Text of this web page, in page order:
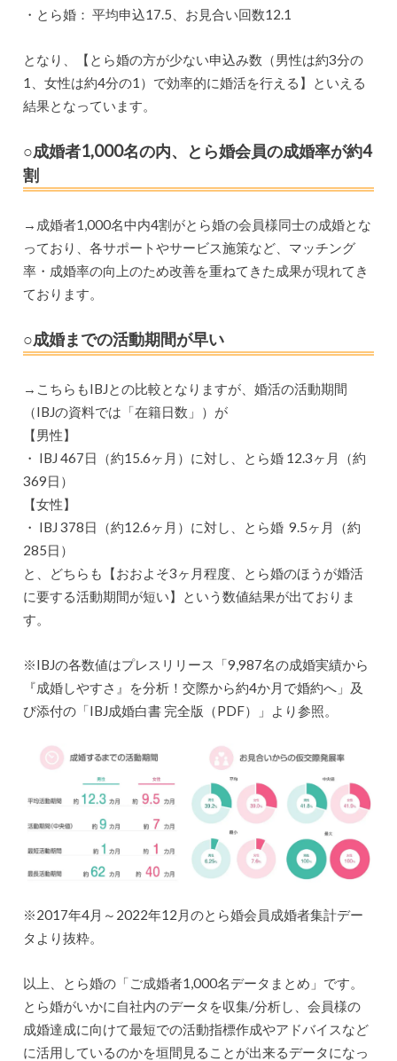
・とら婚： 平均申込17.5、お見合い回数12.1
となり、【とら婚の方が少ない申込み数（男性は約3分の
1、女性は約4分の1）で効率的に婚活を行える】といえる
結果となっています。
○成婚者1,000名の内、とら婚会員の成婚率が約4
割
→成婚者1,000名中内4割がとら婚の会員様同士の成婚とな
っており、各サポートやサービス施策など、マッチング
率・成婚率の向上のため改善を重ねてきた成果が現れてき
ております。
○成婚までの活動期間が早い
→こちらもIBJとの比較となりますが、婚活の活動期間
（IBJの資料では「在籍日数」）が
【男性】
・ IBJ 467日（約15.6ヶ月）に対し、とら婚 12.3ヶ月（約
369日）
【女性】
・ IBJ 378日（約12.6ヶ月）に対し、とら婚 9.5ヶ月（約
285日）
と、どちらも【おおよそ3ヶ月程度、とら婚のほうが婚活
に要する活動期間が短い】という数値結果が出ておりま
す。
※IBJの各数値はプレスリリース「9,987名の成婚実績から
『成婚しやすさ』を分析！交際から約4か月で婚約へ」及
び添付の「IBJ成婚白書 完全版（PDF）」より参照。
※2017年4月～2022年12月のとら婚会員成婚者集計デー
タより抜粋。
以上、とら婚の「ご成婚者1,000名データまとめ」です。
とら婚がいかに自社内のデータを収集/分析し、会員様の
成婚達成に向けて最短での活動指標作成やアドバイスなど
に活用しているのかを垣間見ることが出来るデータになっ